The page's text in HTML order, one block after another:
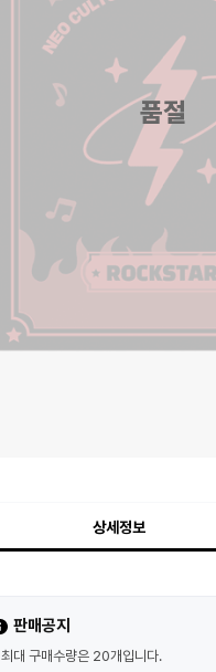
품절
상세정보
판매공지
최대 구매수량은 20개입니다.